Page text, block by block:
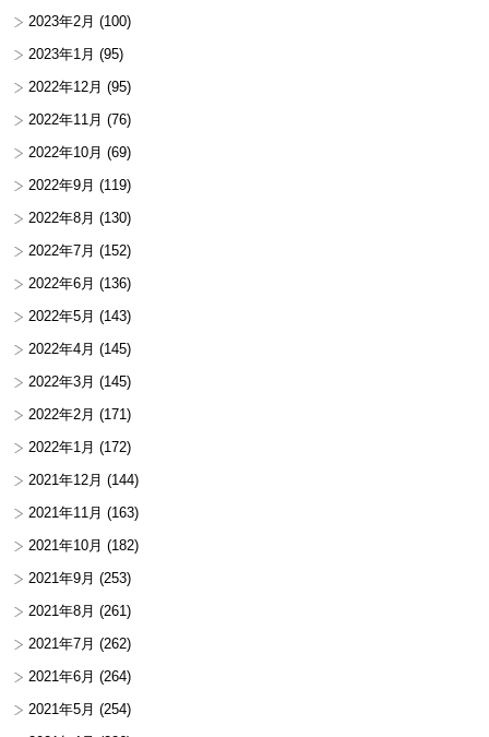
2023年2月 (100)
2023年1月 (95)
2022年12月 (95)
2022年11月 (76)
2022年10月 (69)
2022年9月 (119)
2022年8月 (130)
2022年7月 (152)
2022年6月 (136)
2022年5月 (143)
2022年4月 (145)
2022年3月 (145)
2022年2月 (171)
2022年1月 (172)
2021年12月 (144)
2021年11月 (163)
2021年10月 (182)
2021年9月 (253)
2021年8月 (261)
2021年7月 (262)
2021年6月 (264)
2021年5月 (254)